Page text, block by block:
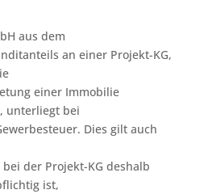
aus dem
an einer Projekt-KG,
einer Immobilie
unterliegt bei
Dies gilt auch
der Projekt-KG deshalb
ist,